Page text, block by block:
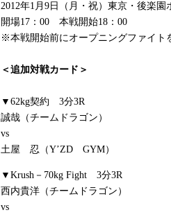
2012年1月9日（月・祝）東京・後楽園
開場17：00 本戦開始18：00
※本戦開始前にオープニングファイト
＜追加対戦カード＞
▼62kg契約 3分3R
誠哉（チームドラゴン）
vs
土屋 忍（Y’ZD GYM）
▼Krush－70kg Fight 3分3R
西内貴洋（チームドラゴン）
vs